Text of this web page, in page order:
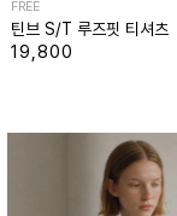
FREE
틴브 S/T 루즈핏 티셔츠
19,800